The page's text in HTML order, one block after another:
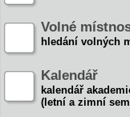
Volné
hledání volných
Kalendář
kalendář
(letní a zimní